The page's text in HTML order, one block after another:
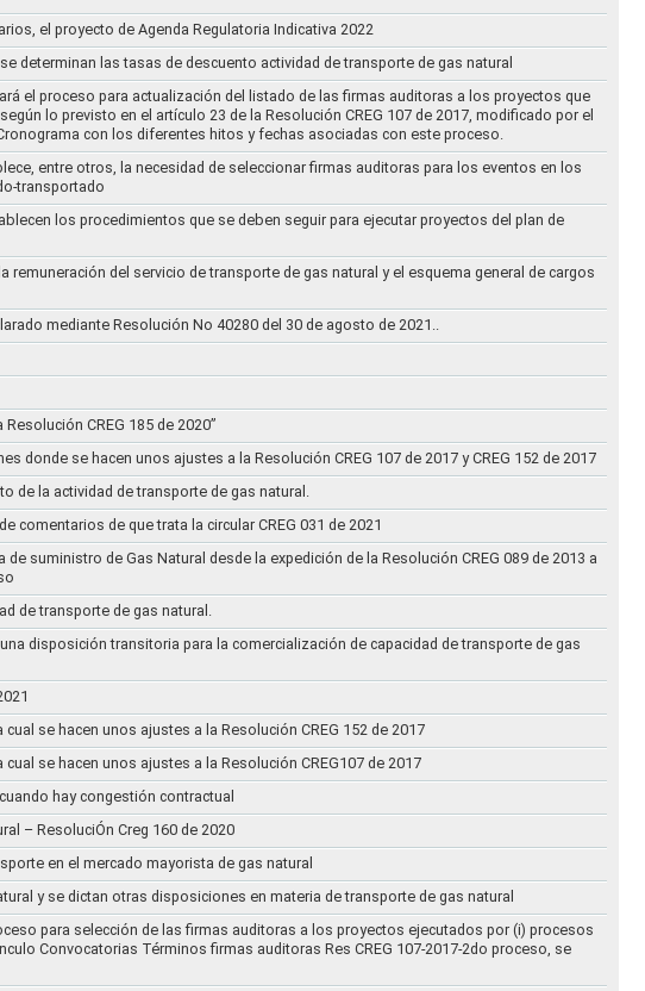
el proyecto de Agenda Regulatoria Indicativa 2022
determinan las tasas de descuento actividad de transporte de gas natural
el proceso para actualización del listado de las firmas auditoras a los proyectos que
lo previsto en el artículo 23 de la Resolución CREG 107 de 2017, modificado por el
con los diferentes hitos y fechas asociadas con este proceso.
entre otros, la necesidad de seleccionar firmas auditoras para los eventos en los
transportado
los procedimientos que se deben seguir para ejecutar proyectos del plan de
del servicio de transporte de gas natural y el esquema general de cargos
mediante Resolución No 40280 del 30 de agosto de 2021..
CREG 185 de 2020”
se hacen unos ajustes a la Resolución CREG 107 de 2017 y CREG 152 de 2017
de la actividad de transporte de gas natural.
comentarios de que trata la circular CREG 031 de 2021
suministro de Gas Natural desde la expedición de la Resolución CREG 089 de 2013 a
de transporte de gas natural.
disposición transitoria para la comercialización de capacidad de transporte de gas
se hacen unos ajustes a la Resolución CREG 152 de 2017
se hacen unos ajustes a la Resolución CREG107 de 2017
hay congestión contractual
– ResoluciÓn Creg 160 de 2020
en el mercado mayorista de gas natural
y se dictan otras disposiciones en materia de transporte de gas natural
para selección de las firmas auditoras a los proyectos ejecutados por (i) procesos
Convocatorias Términos firmas auditoras Res CREG 107-2017-2do proceso, se